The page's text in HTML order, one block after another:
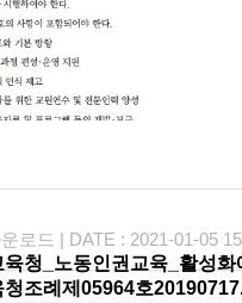
육청_노동인권교육_활성
청조례제05964호
로드 | DATE : 2021-01-05